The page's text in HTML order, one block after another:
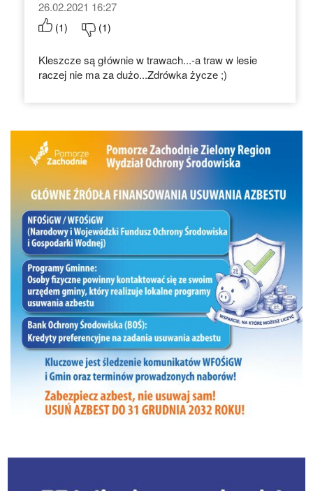
26.02.2021 16:27
(1) (1)
Kleszcze są głównie w trawach...-a traw w lesie
raczej nie ma za dużo...Zdrówka życze ;)